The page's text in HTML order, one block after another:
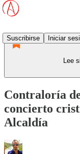
Suscribirse
Iniciar
Lee
Contraloría
concierto
Alcaldía